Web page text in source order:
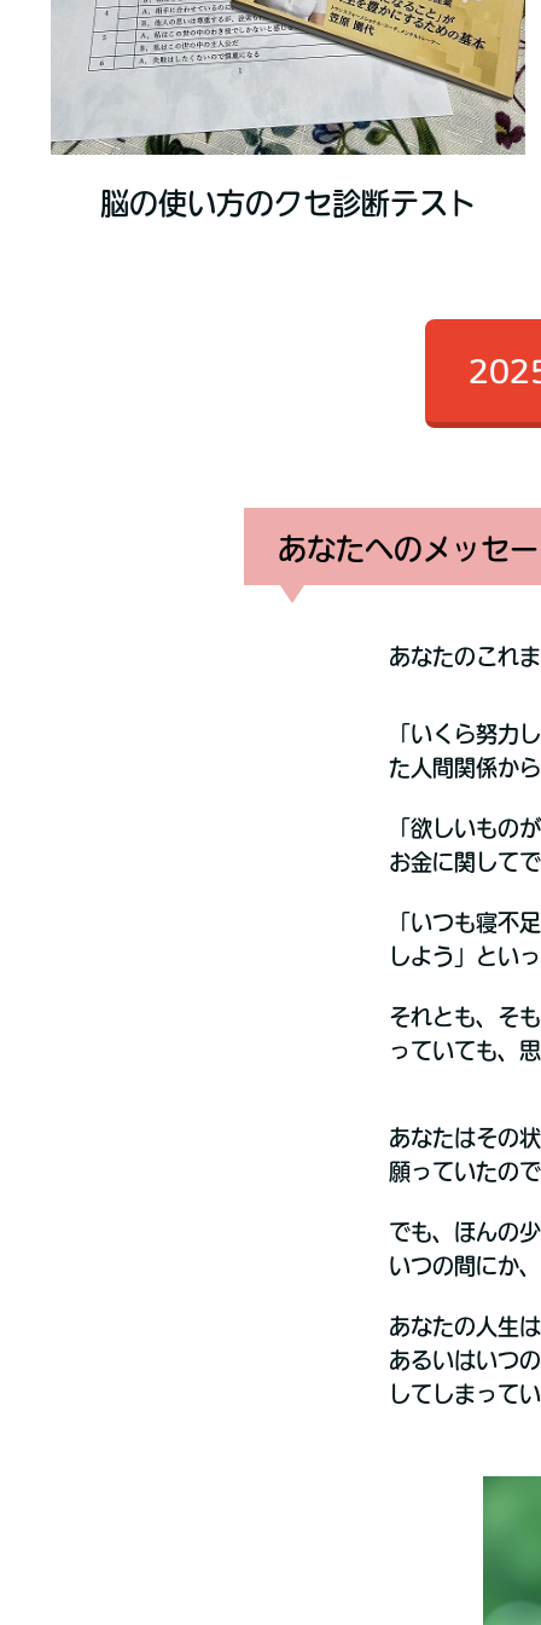
脳の使い方のクセ診断テスト
あなたへのメッセ
あなたのこれ
「いくら努力
た人間関係か
「欲しいもの
お金に関して
「いつも寝不
しよう」とい
それとも、そ
っていても、
あなたはその
願っていたの
でも、ほんの
いつの間にか
あなたの人生
あるいはいつ
してしまって